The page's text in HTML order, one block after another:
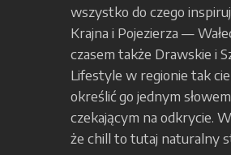
wszystko do czego
Krajna i Pojezierza —
czasem także Drawskie i
Lifestyle w regionie tak
określić go jednym
czekającym na odkrycie.
że chill to tutaj naturalny